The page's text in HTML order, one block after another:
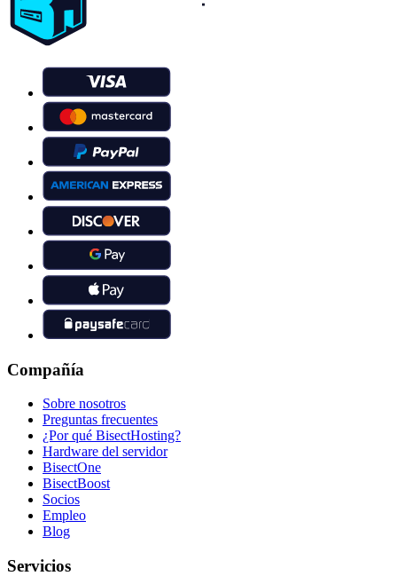
Compañía
Sobre nosotros
Preguntas frecuentes
¿Por qué BisectHosting?
Hardware del servidor
BisectOne
BisectBoost
Socios
Empleo
Blog
Servicios